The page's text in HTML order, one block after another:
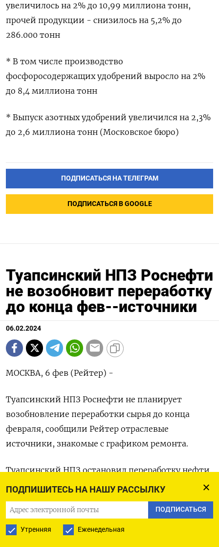
ПОДПИШИТЕСЬ НА НАШУ РАССЫЛКУ
ПОДПИСАТЬСЯ
Утренняя Еженедельная
увеличилось на 2% до 10,99 миллиона тонн,
прочей продукции - снизилось на 5,2% до
286.000 тонн
* В том числе производство
фосфоросодержащих удобрений выросло на 2%
до 8,4 миллиона тонн
* Выпуск азотных удобрений увеличился на 2,3%
до 2,6 миллиона тонн (Московское бюро)
ПОДПИСАТЬСЯ НА ТЕЛЕГРАМ
ПОДПИСАТЬСЯ В GOOGLE
Туапсинский НПЗ Роснефти
не возобновит переработку
до конца фев--источники
06.02.2024
МОСКВА, 6 фев (Рейтер) -
Туапсинский НПЗ Роснефти не планирует
возобновление переработки сырья до конца
февраля, сообщили Рейтер отраслевые
источники, знакомые с графиком ремонта.
Туапсинский НПЗ остановил переработку нефти
и выпуск нефтепродуктов 25 января из-за
пожара.
Ранее оперативный штаб Краснодарского края